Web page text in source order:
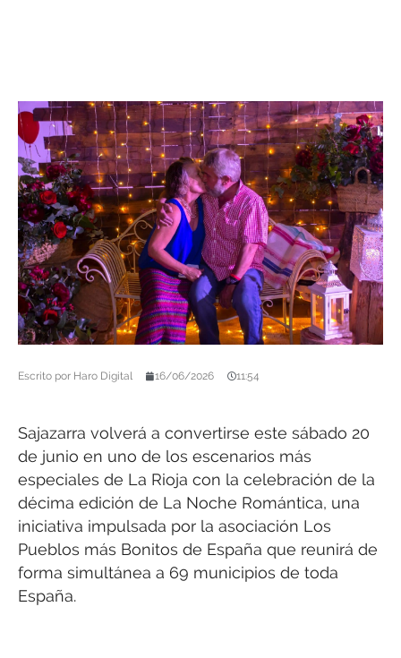
Escrito por Haro Digital 16/06/2026 11:54
Sajazarra volverá a convertirse este sábado 20
de junio en uno de los escenarios más
especiales de La Rioja con la celebración de la
décima edición de La Noche Romántica, una
iniciativa impulsada por la asociación Los
Pueblos más Bonitos de España que reunirá de
forma simultánea a 69 municipios de toda
España.